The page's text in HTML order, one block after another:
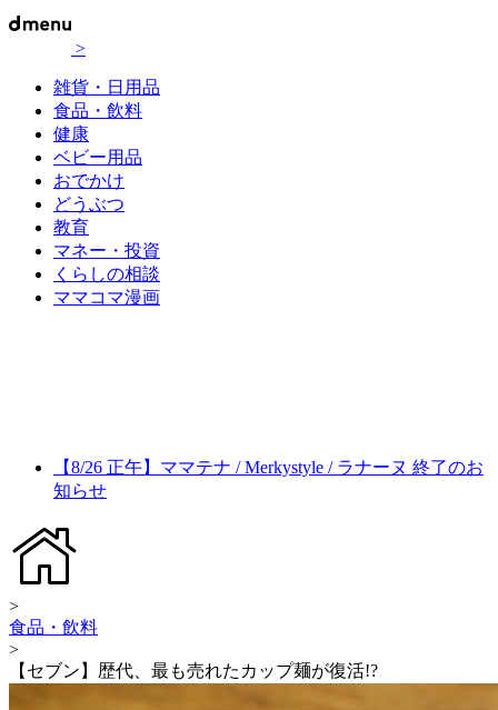
>
雑貨・日用品
食品・飲料
健康
ベビー用品
おでかけ
どうぶつ
教育
マネー・投資
くらしの相談
ママコマ漫画
【8/26 正午】ママテナ / Merkystyle / ラナーヌ 終了のお
知らせ
>
食品・飲料
>
【セブン】歴代、最も売れたカップ麺が復活!?